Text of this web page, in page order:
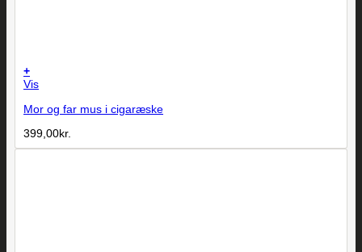
+
Vis
Mor og far mus i cigaræske
399,00kr.